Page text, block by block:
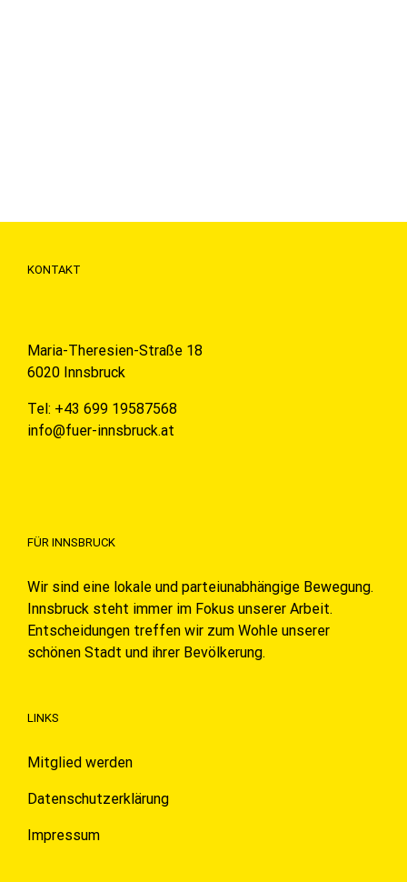
KONTAKT
Maria-Theresien-Straße 18
6020 Innsbruck
Tel: +43 699 19587568
info@fuer-innsbruck.at
FÜR INNSBRUCK
Wir sind eine lokale und parteiunabhängige Bewegung.
Innsbruck steht immer im Fokus unserer Arbeit.
Entscheidungen treffen wir zum Wohle unserer
schönen Stadt und ihrer Bevölkerung.
LINKS
Mitglied werden
Datenschutzerklärung
Impressum